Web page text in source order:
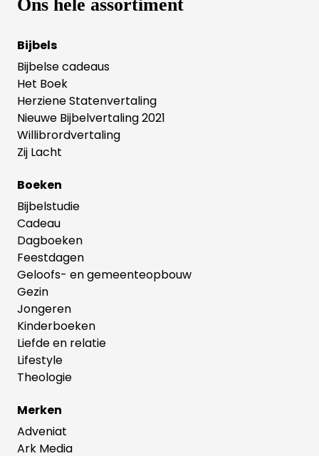
Ons hele assortiment
Bijbels
Bijbelse cadeaus
Het Boek
Herziene Statenvertaling
Nieuwe Bijbelvertaling 2021
Willibrordvertaling
Zij Lacht
Boeken
Bijbelstudie
Cadeau
Dagboeken
Feestdagen
Geloofs- en gemeenteopbouw
Gezin
Jongeren
Kinderboeken
Liefde en relatie
Lifestyle
Theologie
Merken
Adveniat
Ark Media